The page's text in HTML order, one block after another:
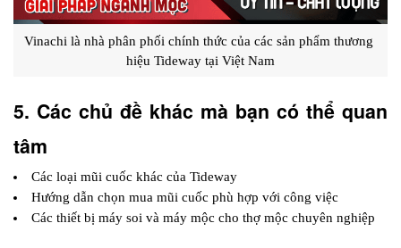
Vinachi là nhà phân phối chính thức của các sản phẩm thương
hiệu Tideway tại Việt Nam
5. Các chủ đề khác mà bạn có thể quan
tâm
Các loại mũi cuốc khác của Tideway
Hướng dẫn chọn mua mũi cuốc phù hợp với công việc
Các thiết bị máy soi và máy mộc cho thợ mộc chuyên nghiệp